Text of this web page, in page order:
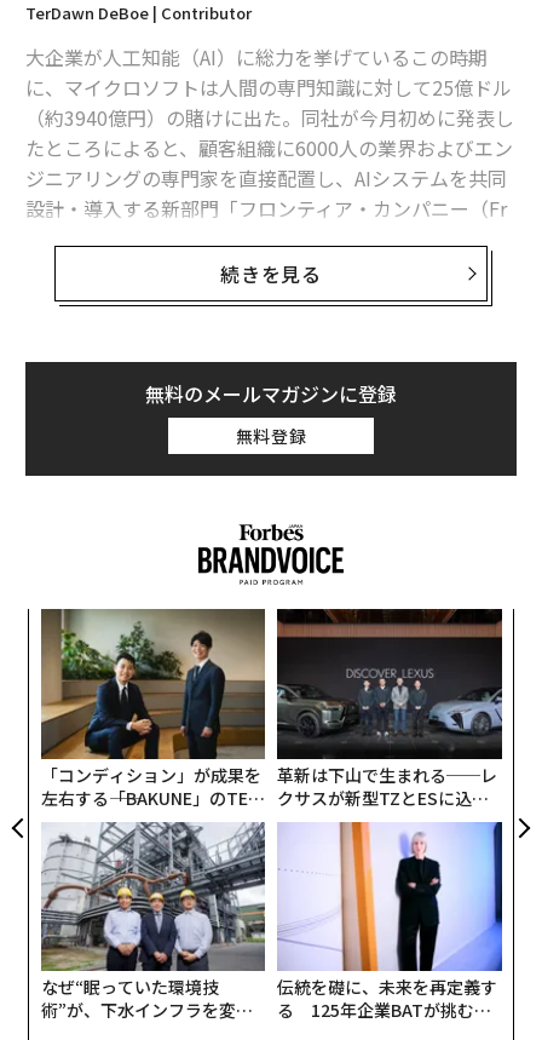
TerDawn DeBoe | Contributor
大企業が人工知能（AI）に総力を挙げているこの時期
に、マイクロソフトは人間の専門知識に対して25億ドル
（約3940億円）の賭けに出た。同社が今月初めに発表し
たところによると、顧客組織に6000人の業界およびエン
ジニアリングの専門家を直接配置し、AIシステムを共同
設計・導入する新部門「フロンティア・カンパニー（Fr
ontier Company）」を立ち上げた。これは
マイクロソフトの公式発表によるものだ。
あるジャドソン・アルソフ氏は、顧客は自身の専門知識
や競争上の優位性が損なわれないよう保護されつつ、AI
が確実に成果を上げているという証拠を求めていると語
る。AIの動向を注視している小規模企業の経営者にとっ
て、高度な人間の専門知識に対する需要を高める新製品
は根深い。
世界経済フォーラム（WEF）の最新の「仕事の未来レポ
ート（Future of Jobs Report）」
によると、AIの普及に伴い、2030年までに世界中の仕事
の約22％がシフトする可能性があり、9200万人の雇用が
失われる一方で、1億7000万人の新たな役割が創出され
るという。また、WEFは
AIがエントリーレベル（初級）業務をどのように変えて
いるか
に関する最近の報告書の中で、若手労働者の3分の1以上
が、AIによる業務変化の影響を中〜高程度に受ける職種
に従事していると指摘している。これは、ジェネラリス
トにとってもスペシャリストにとっても警告のように聞
こえる。
続きを見る
無料のメールマガジンに登録
無料登録
「コンディション」が成果を
左右する――「BAKUNE」のTEN
TIALが支える「挑戦者の明
日」
革新は下山で生まれる──レ
クサスが新型TZとESに込め
た「DISCOVER」の哲学
なぜ“眠っていた環境技
術”が、下水インフラを変え
伝統を礎に、未来を再定義す
る 125年企業BATが挑むス